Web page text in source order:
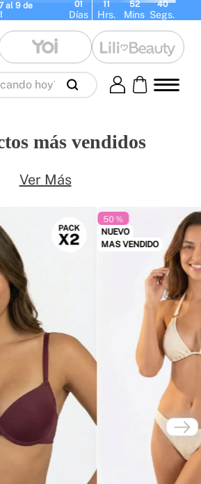
al 9 de
01
Días
11
Hrs.
52
Mins
39
Segs.
hoy?
5. splashs 6. body
8. perfume
más vendidos
Ver Más
50 %
NUEVO
MAS VENDIDO